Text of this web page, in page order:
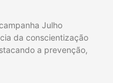
Julho
da conscientização
a prevenção,